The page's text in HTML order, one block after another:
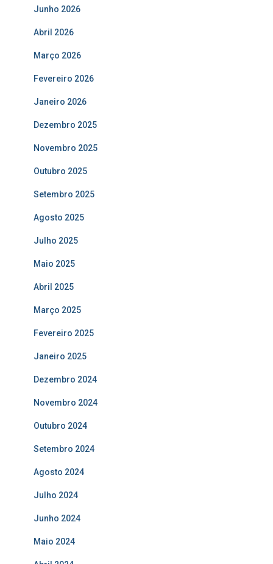
Junho 2026
Abril 2026
Março 2026
Fevereiro 2026
Janeiro 2026
Dezembro 2025
Novembro 2025
Outubro 2025
Setembro 2025
Agosto 2025
Julho 2025
Maio 2025
Abril 2025
Março 2025
Fevereiro 2025
Janeiro 2025
Dezembro 2024
Novembro 2024
Outubro 2024
Setembro 2024
Agosto 2024
Julho 2024
Junho 2024
Maio 2024